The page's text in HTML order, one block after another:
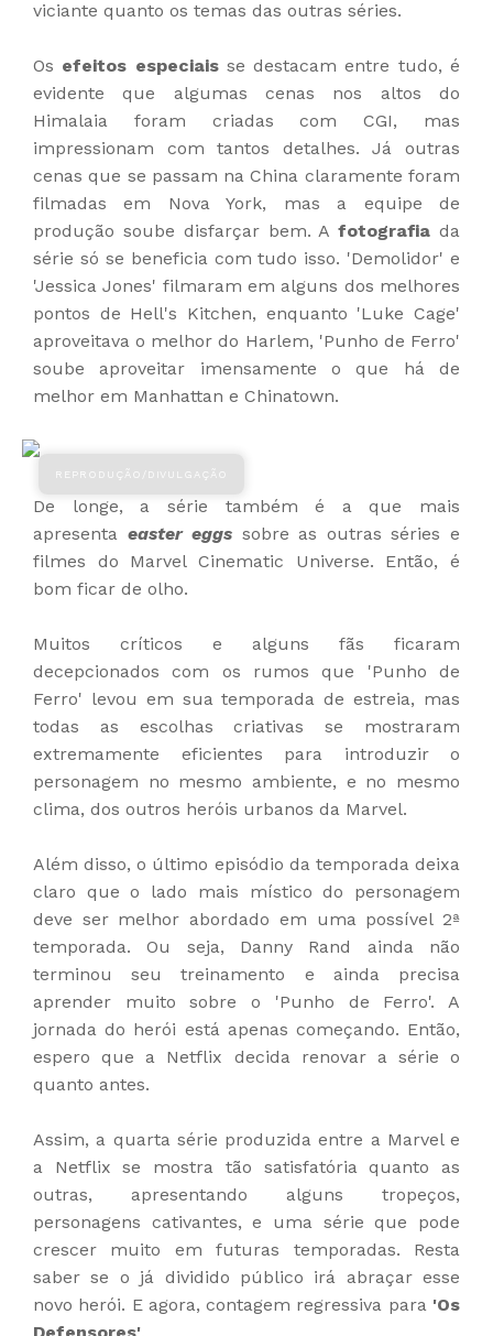
viciante quanto os temas das outras séries.
Os efeitos especiaisse destacam entre tudo, é
evidente que algumas cenas nos altos do
Himalaia foram criadas com CGI, mas
impressionam com tantos detalhes. Já outras
cenas que se passam na China claramente foram
filmadas em Nova York, mas a equipe de
produção soube disfarçar bem. Afotografiada
série só se beneficia com tudo isso. 'Demolidor' e
'Jessica Jones' filmaram em alguns dos melhores
pontos de Hell's Kitchen, enquanto 'Luke Cage'
aproveitava o melhor do Harlem, 'Punho de Ferro'
soube aproveitar imensamente o que há de
melhor em Manhattan e Chinatown.
De longe, a série também é a que mais
apresenta easter eggs sobre as outras séries e
filmes do Marvel Cinematic Universe. Então, é
bom ficar de olho.
Muitos críticos e alguns fãs ficaram
decepcionados com os rumos que 'Punho de
Ferro' levou em sua temporada de estreia, mas
todas as escolhas criativas se mostraram
extremamente eficientes para introduzir o
personagem no mesmo ambiente, e no mesmo
clima, dos outros heróis urbanos da Marvel.
Além disso, o último episódio da temporada deixa
claro que o lado mais místico do personagem
deve ser melhor abordado em uma possível 2ª
temporada. Ou seja, Danny Rand ainda não
terminou seu treinamento e ainda precisa
aprender muito sobre o 'Punho de Ferro'. A
jornada do herói está apenas começando. Então,
espero que a Netflix decida renovar a série o
quanto antes.
Assim, a quarta série produzida entre a Marvel e
a Netflix se mostra tão satisfatória quanto as
outras, apresentando alguns tropeços,
personagens cativantes, e uma série que pode
crescer muito em futuras temporadas. Resta
saber se o já dividido público irá abraçar esse
novo herói. E agora, contagem regressiva para 'Os